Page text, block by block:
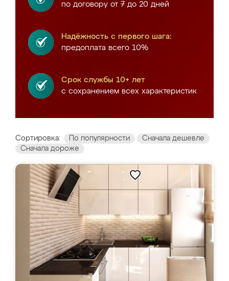
по договору от 7 до 20 дней
Надёжность с первого шага:
предоплата всего 10%
Срок службы 10+ лет
с сохранением всех характеристик
Сортировка: По популярности
Сначала дешевле
Сначала дороже